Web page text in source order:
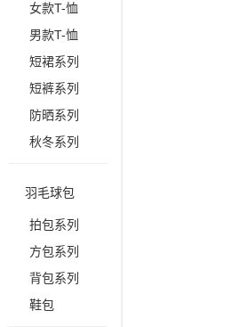
女款T-恤
男款T-恤
短裙系列
短裤系列
防晒系列
秋冬系列
羽毛球包
拍包系列
方包系列
背包系列
鞋包